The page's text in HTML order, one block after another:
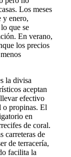
Los meses
y enero,
que se
En verano,
los precios
la divisa
aceptan
efectivo
o propinas. El
en
de coral.
carreteras de
de terracería,
facilita la